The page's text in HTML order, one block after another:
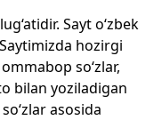
Sayt o‘zbek
hozirgi
so‘zlar,
bilan yoziladigan
asosida